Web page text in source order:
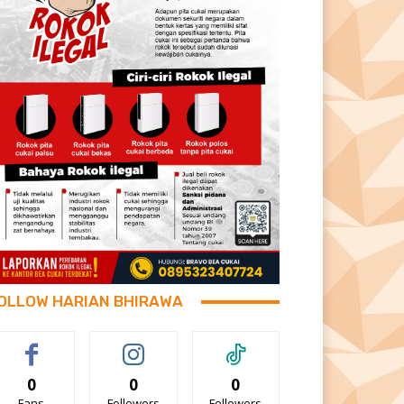
HARIAN BHIRAWA
0 0 0